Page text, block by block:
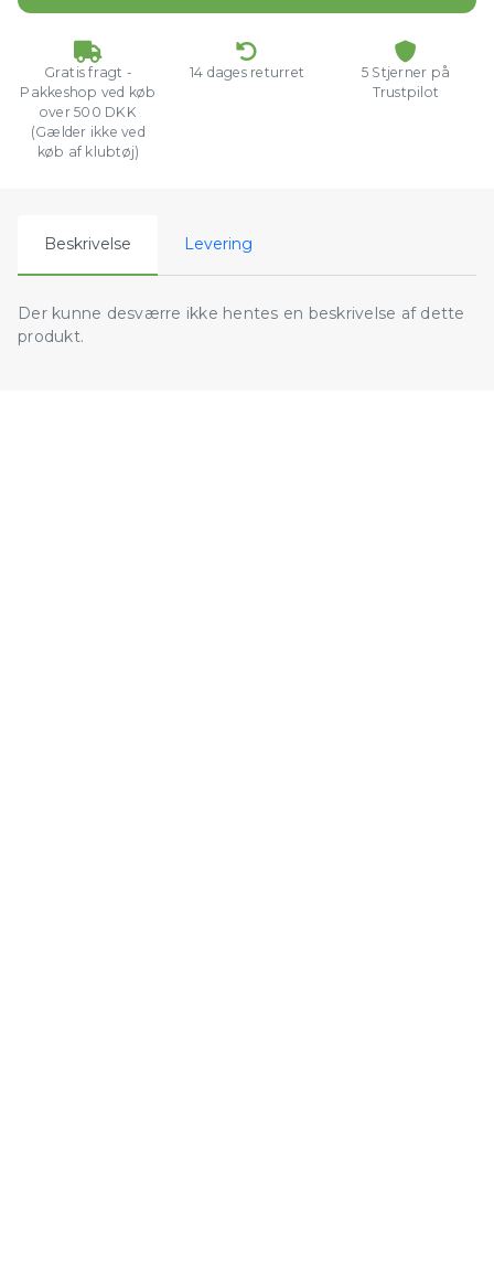
Gratis fragt -
Pakkeshop ved køb
over 500 DKK
(Gælder ikke ved
køb af klubtøj)
14 dages returret
5 Stjerner på
Trustpilot
Beskrivelse Levering
Der kunne desværre ikke hentes en beskrivelse af dette
produkt.